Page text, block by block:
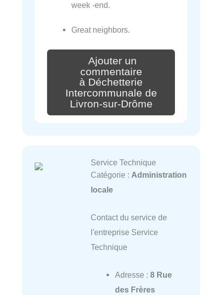
week -end.
Great neighbors.
Ajouter un
commentaire
à Déchetterie
Intercommunale de
Livron-sur-Drôme
Service Technique
Catégorie : Administration
locale
Contact du service de
l'entreprise Service
Technique
Adresse : 8 Rue
des Frères